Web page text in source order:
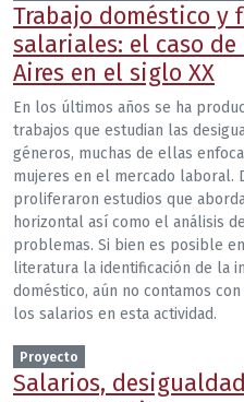
Trabajo doméstico y
salariales: el caso
Aires en el siglo XX
En los últimos años se ha
trabajos que estudian las
géneros, muchas de ellas
mujeres en el mercado laboral.
proliferaron estudios que
horizontal así como el análisis
problemas. Si bien es posible
literatura la identificación de la
doméstico, aún no contamos
los salarios en esta actividad.
Proyecto
Salarios,